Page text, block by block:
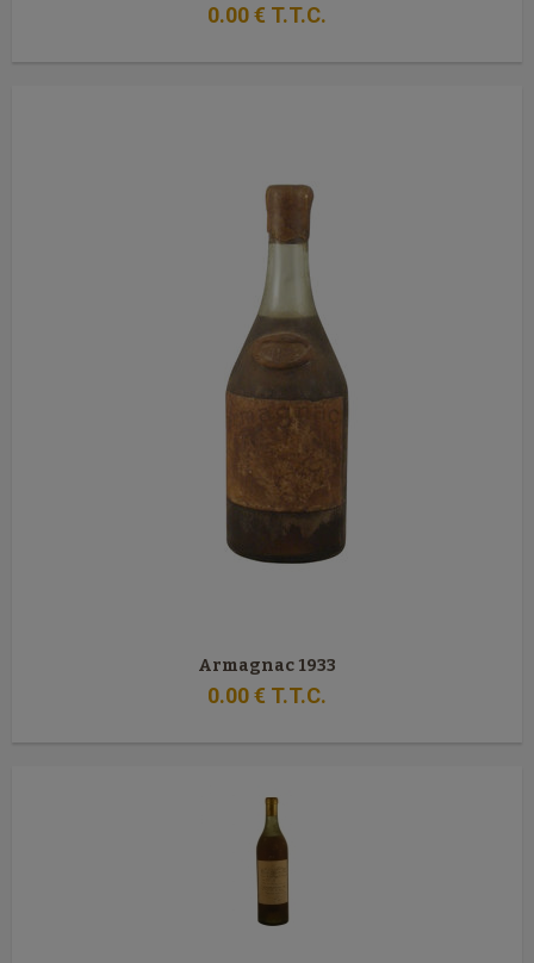
0.00€ T.T.C.
Armagnac 1933
0.00€ T.T.C.